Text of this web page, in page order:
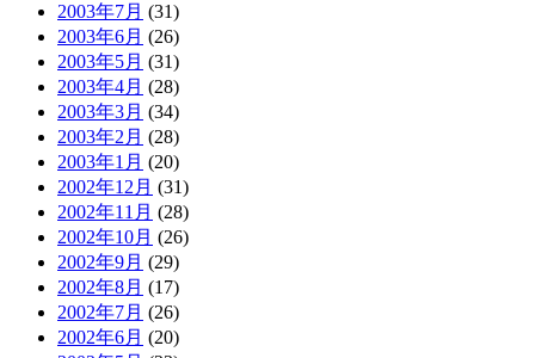
2003年7月 (31)
2003年6月 (26)
2003年5月 (31)
2003年4月 (28)
2003年3月 (34)
2003年2月 (28)
2003年1月 (20)
2002年12月 (31)
2002年11月 (28)
2002年10月 (26)
2002年9月 (29)
2002年8月 (17)
2002年7月 (26)
2002年6月 (20)